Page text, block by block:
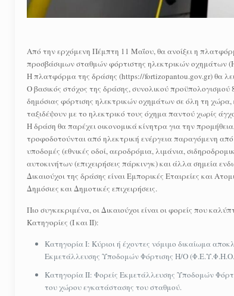
Από την ερχόμενη Πέμπτη 11 Μαΐου, θα ανοίξει η
προσβάσιμων σταθμών φόρτιστης ηλεκτρικών οχημάτων
Η πλατφόρμα της δράσης (https://fortizopantou.gov.gr) θα
Ο βασικός στόχος της δράσης, συνολικού προϋπολογισμού
δημόσιας φόρτισης ηλεκτρικών οχημάτων σε όλη τη χώρα,
ταξιδέψουν με το ηλεκτρικό τους όχημα παντού χωρίς
Η δράση θα παρέχει οικονομικά κίνητρα για την
τροφοδοτούνται από ηλεκτρική ενέργεια παραγόμενη
υποδομές (εθνικές οδοί, αεροδρόμια, λιμάνια,
αυτοκινήτων (επιχειρήσεις πάρκινγκ) και άλλα σημεία
Δικαιούχοι της δράσης είναι Εμπορικές Εταιρείες και
Δημόσιες και Δημοτικές επιχειρήσεις.
Πιο συγκεκριμένα, οι Δικαιούχοι είναι οι φορείς που
Κατηγορίες (Ι και ΙΙ):
Κατηγορία Ι: Κύριοι ή έχοντες νόμιμο δικαίωμα
Εκμετάλλευσης Υποδομών Φόρτισης Η/Ο
Κατηγορία ΙΙ: Φορείς Εκμετάλλευσης Υποδομών
του χώρου εγκατάστασης του σταθμού.